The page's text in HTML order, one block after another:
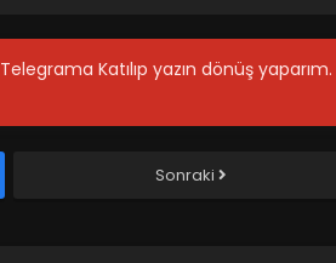
Katılıp yazın dönüş yaparım.
Sonraki